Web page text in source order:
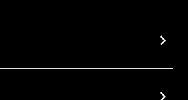
chevron_right